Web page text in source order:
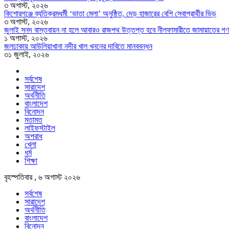
৩ অগাস্ট, ২০২৬
কিশোরগঞ্জে ব্যতিক্রমধর্মী ‘ভাতা মেলা’ অনুষ্ঠিত, দেড় হাজারের বেশি সেবাপ্রার্থীর ভিড়
৩ অগাস্ট, ২০২৬
জুলাই সনদ বাস্তবায়ন না হলে আবারও রাজপথ উত্তপ্ত হবে নীলফামারীতে জামায়াতের
১ অগাস্ট, ২০২৬
জলঢাকায় আউলিয়াখানা নদীর খাল খননের দাবিতে মানববন্ধন
৩১ জুলাই, ২০২৬
সর্বশেষ
সারাদেশ
অর্থনীতি
বাংলাদেশ
বিনোদন
মতামত
লাইফস্টাইল
অপরাধ
খেলা
ধর্ম
শিক্ষা
বৃহস্পতিবার , ৬ অগাস্ট ২০২৬
সর্বশেষ
সারাদেশ
অর্থনীতি
বাংলাদেশ
বিনোদন